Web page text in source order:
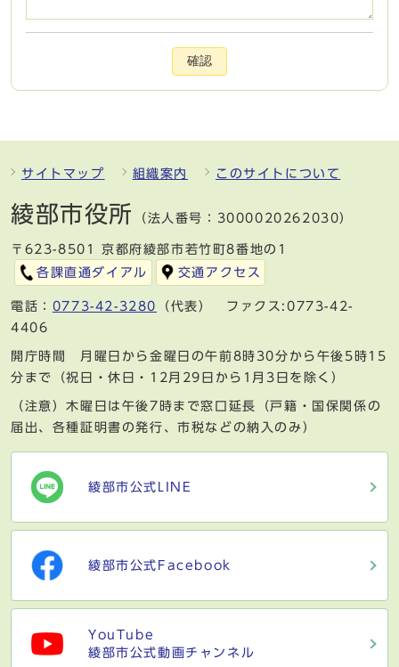
確認
サイトマップ 組織案内 このサイトについて
綾部市役所 （法人番号：3000020262030）
〒623-8501 京都府綾部市若竹町8番地の1
各課直通ダイアル
交通アクセス
電話： 0773-42-3280
（代表） ファクス:0773-42-
4406
開庁時間 月曜日から金曜日の午前8時30分から午後5時15
分まで（祝日・休日・12月29日から1月3日を除く）
（注意）木曜日は午後7時まで窓口延長（戸籍・国保関係の
届出、各種証明書の発行、市税などの納入のみ）
綾部市公式LINE
綾部市公式Facebook
YouTube
綾部市公式動画チャンネル